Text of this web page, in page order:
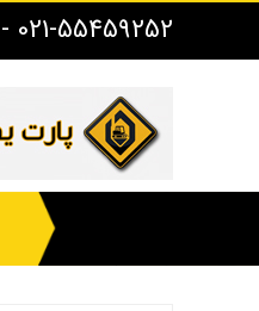
021-55459252 - 02155459241